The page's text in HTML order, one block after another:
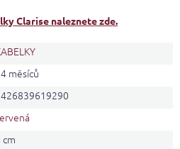
Clarise naleznete zde.
měsíců
cm